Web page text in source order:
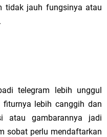
tidak jauh fungsinya atau
telegram lebih unggul
lebih canggih dan
atau gambarannya jadi
sobat perlu mendaftarkan